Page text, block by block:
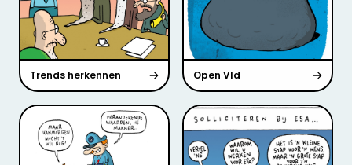
Trends herkennen Open Vld